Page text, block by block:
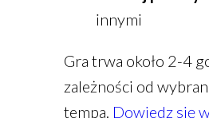
innymi
Gra trwa około 2-4
zależności od
tempa. Dowiedz się